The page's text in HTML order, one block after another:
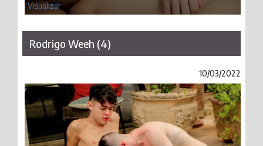
Visualizar
Rodrigo Weeh (4)
10/03/2022